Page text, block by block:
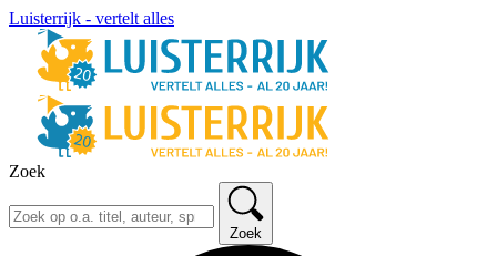
Luisterrijk - vertelt alles
Zoek
Zoek